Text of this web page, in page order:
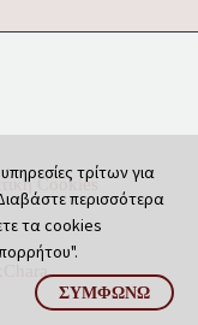
Cookies
τρίτων για
περισσότερα
τα cookies
ΣΥΜΦΩΝΏ